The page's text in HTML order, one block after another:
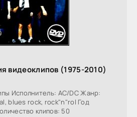
видеоклипов (1975-2010)
Исполнитель: AC/DC Жанр:
blues rock, rock"n"rol Год
клипов: 50